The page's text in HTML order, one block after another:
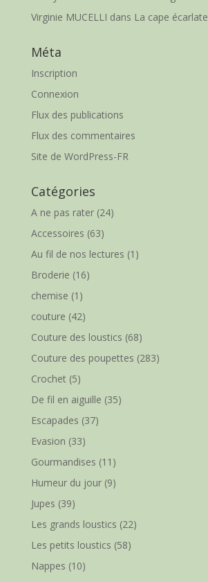
Virginie MUCELLI dans La cape écarlate
Méta
Inscription
Connexion
Flux des publications
Flux des commentaires
Site de WordPress-FR
Catégories
A ne pas rater(24)
Accessoires (63)
Au fil de nos lectures (1)
Broderie (16)
chemise (1)
couture (42)
Couture des loustics (68)
Couture des poupettes (283)
Crochet(5)
De fil en aiguille (35)
Escapades (37)
Evasion (33)
Gourmandises (11)
Humeur du jour(9)
Jupes (39)
Les grands loustics (22)
Les petits loustics (58)
Nappes (10)